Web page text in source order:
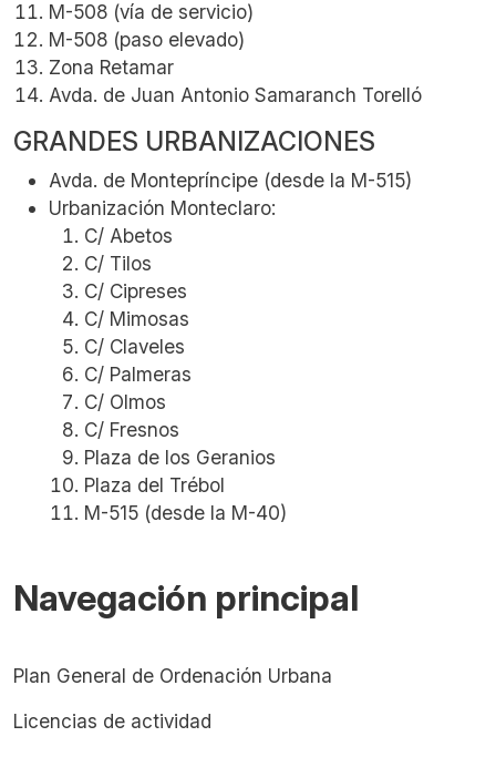
Navegación principal
Plan General de Ordenación Urbana
Licencias de actividad
M-508 (vía de servicio)
M-508 (paso elevado)
Zona Retamar
Avda. de Juan Antonio Samaranch Torelló
GRANDES URBANIZACIONES
Avda. de Montepríncipe (desde la M-515)
Urbanización Monteclaro:
C/ Abetos
C/ Tilos
C/ Cipreses
C/ Mimosas
C/ Claveles
C/ Palmeras
C/ Olmos
C/ Fresnos
Plaza de los Geranios
Plaza del Trébol
M-515 (desde la M-40)